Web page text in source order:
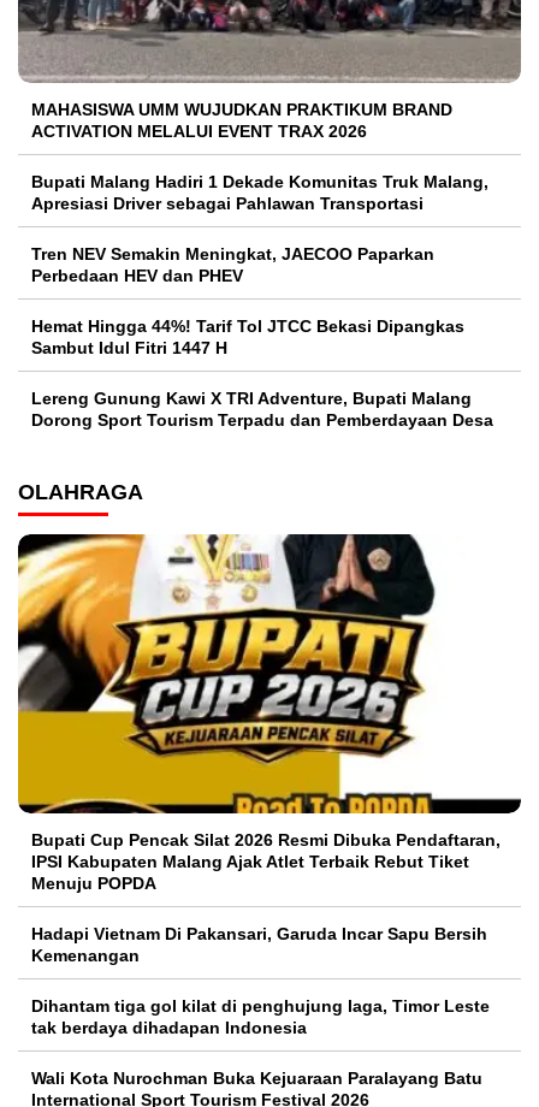
MAHASISWA UMM WUJUDKAN PRAKTIKUM BRAND
ACTIVATION MELALUI EVENT TRAX 2026
Bupati Malang Hadiri 1 Dekade Komunitas Truk Malang,
Apresiasi Driver sebagai Pahlawan Transportasi
Tren NEV Semakin Meningkat, JAECOO Paparkan
Perbedaan HEV dan PHEV
Hemat Hingga 44%! Tarif Tol JTCC Bekasi Dipangkas
Sambut Idul Fitri 1447 H
Lereng Gunung Kawi X TRI Adventure, Bupati Malang
Dorong Sport Tourism Terpadu dan Pemberdayaan Desa
OLAHRAGA
Bupati Cup Pencak Silat 2026 Resmi Dibuka Pendaftaran,
IPSI Kabupaten Malang Ajak Atlet Terbaik Rebut Tiket
Menuju POPDA
Hadapi Vietnam Di Pakansari, Garuda Incar Sapu Bersih
Kemenangan
Dihantam tiga gol kilat di penghujung laga, Timor Leste
tak berdaya dihadapan Indonesia
Wali Kota Nurochman Buka Kejuaraan Paralayang Batu
International Sport Tourism Festival 2026